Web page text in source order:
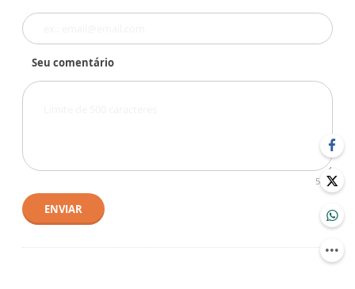
Seu comentário
500
ENVIAR